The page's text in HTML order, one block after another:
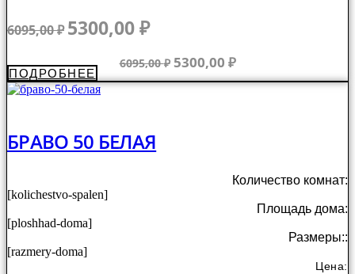
6095,00₽ Первоначальная
цена
составляла
6095,00 ₽.
5300,00₽Текущая
5300,00 ₽.
6095,00₽ Первоначальная
цена
составляла
5300,00 ₽Текущая
цена:
5300,00 ₽.
ПОДРОБНЕЕ
БРАВО 50 БЕЛАЯ
Количество комнат:
[kolichestvo-spalen]
Площадь дома:
[ploshhad-doma]
Размеры::
[razmery-doma]
Цена: